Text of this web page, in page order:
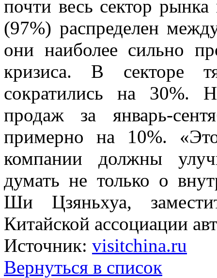
почти весь сектор
(97%) распределен
они наиболее сильно
кризиса. В секторе
сократились на 30%.
продаж за январь-
примерно на 10%.
компании должны
думать не только о
Ши Цзяньхуа,
Китайской ассоциации
Источник: visitchina.ru
Вернуться в список